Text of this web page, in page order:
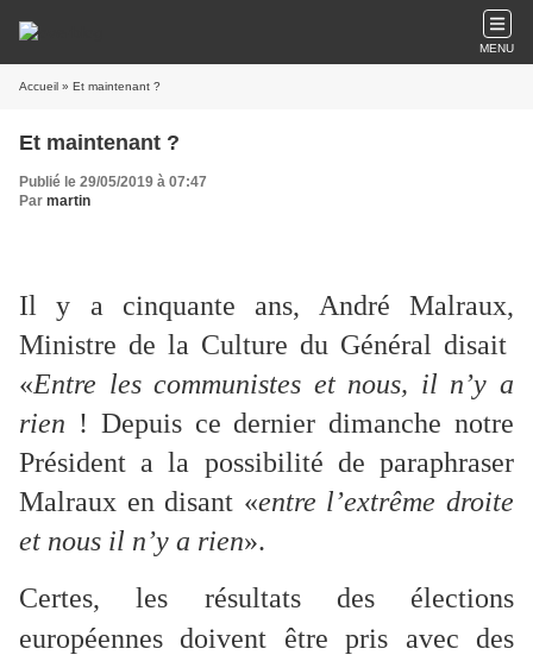
MENU
Accueil » Et maintenant ?
Et maintenant ?
Publié le 29/05/2019 à 07:47
Par martin
Il y a cinquante ans, André Malraux,
Ministre de la Culture du Général disait
«Entre les communistes et nous, il n’y a
rien ! Depuis ce dernier dimanche notre
Président a la possibilité de paraphraser
Malraux en disant «entre l’extrême droite
et nous il n’y a rien».
Certes, les résultats des élections
européennes doivent être pris avec des